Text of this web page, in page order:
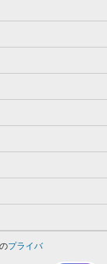
プライバ